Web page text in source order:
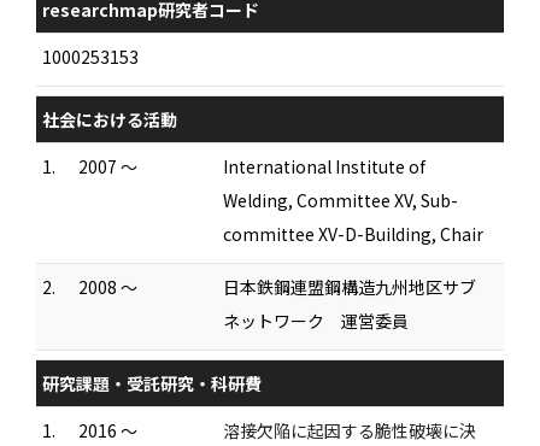
researchmap研究者コード
1000253153
社会における活動
1.
2007 ～
International Institute of
Welding, Committee XV, Sub-
committee XV-D-Building, Chair
2. 2008 ～
日本鉄鋼連盟鋼構造九州地区サブ
ネットワーク 運営委員
研究課題・受託研究・科研費
1.
2016 ～
溶接欠陥に起因する脆性破壊に決